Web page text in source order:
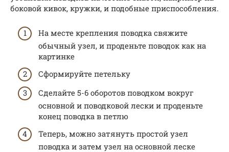
боковой кивок, кружки, и подобные приспособления.
На месте крепления поводка свяжите
обычный узел, и проденьте поводок как на
картинке
Сформируйте петельку
Сделайте 5-6 оборотов поводком вокруг
основной и поводковой лески и проденьте
конец поводка в петлю
Теперь, можно затянуть простой узел
поводка и затем узел на основной леске